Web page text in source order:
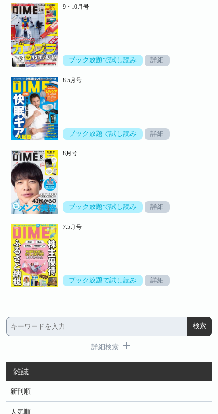
9・10月号
ブック放題で試し読み 詳細
8.5月号
ブック放題で試し読み 詳細
8月号
ブック放題で試し読み 詳細
7.5月号
ブック放題で試し読み 詳細
詳細検索
雑誌
新刊順
人気順